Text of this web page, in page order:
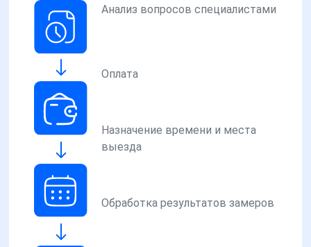
Анализ вопросов специалистами
Оплата
Назначение времени и места
выезда
Обработка результатов замеров